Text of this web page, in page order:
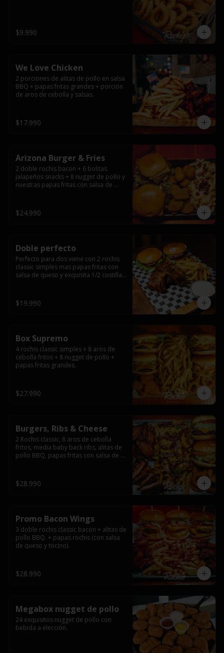
$9.990
We Love Chicken
2 porciones de alitas de pollo en salsa
BBQ + papas fritas grandes + porcion
de aros de cebolla y salsas.
$17.990
Arizona Burger & Fries
2 doble rochis bacon + 6 bolitas
jalapeños snacks + 8 nugget de pollo y
nuestras papas fritas con salsa de
$24.990
Doble perfecto
Perfecto para dos viene con 2 rochis
classic simples mas papas fritas con
salsa de queso y exquisita 1/2 costilla
$19.990
Box Supremo
4 rochis classic simples + 8 aros de
cebolla fritos + 8 nugget de pollo +
papas fritas grandes.
$27.990
Burgers, Ribs & Cheese
2 Rochis classic, 8 aros de cebolla
fritos, media baby back ribs, alitas de
pollo BBQ, papas fritas con salsa de
$28.990
Promo Bacon Wings
3 doble rochis classic bacon + alitas de
pollo BBQ. + papas rochis (con salsa
de queso y tocino).
$28.990
Megabox nugget de pollo
24 exquisitos nugget de pollo con
bebida a elección.